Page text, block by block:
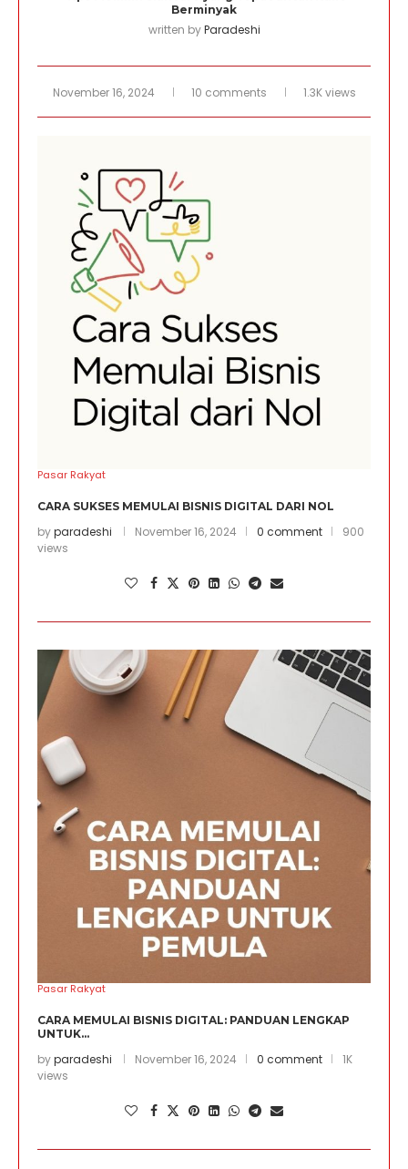
Berminyak
written byParadeshi
November 16, 2024 10 comments 1.3K views
Pasar Rakyat
CARA SUKSES MEMULAI BISNIS DIGITAL DARI NOL
byparadeshi November 16, 2024 0 comment
900
views
Pasar Rakyat
CARA MEMULAI BISNIS DIGITAL: PANDUAN LENGKAP
UNTUK...
byparadeshi November 16, 2024 0 comment
1K
views